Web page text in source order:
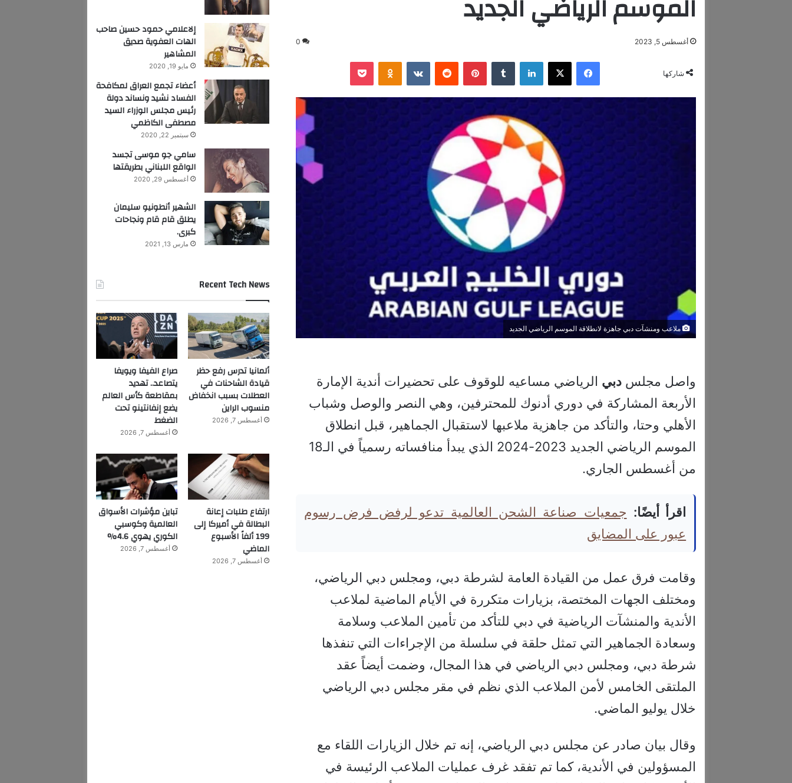
الموسم الرياضي الجديد
أغسطس 5, 2023 0
شاركها
فيسبوك ‫X لينكدإن ‏Tumblr بينتيريست ‏Reddit
‏VKontakte
Odnoklassniki
‫Pocket
ملاعب ومنشآت دبي جاهزة لانطلاقة الموسم الرياضي الجديد
واصل مجلس دبي الرياضي مساعيه للوقوف على تحضيرات أندية الإمارة
الأربعة المشاركة في دوري أدنوك للمحترفين، وهي النصر والوصل وشباب
الأهلي وحتا، والتأكد من جاهزية ملاعبها لاستقبال الجماهير، قبل انطلاق
الموسم الرياضي الجديد 2023-2024 الذي يبدأ منافساته رسمياً في الـ18
من أغسطس الجاري.
اقرأ أيضًا: جمعيات صناعة الشحن العالمية تدعو لرفض فرض رسوم
عبور على المضايق
وقامت فرق عمل من القيادة العامة لشرطة دبي، ومجلس دبي الرياضي،
ومختلف الجهات المختصة، بزيارات متكررة في الأيام الماضية لملاعب
الأندية والمنشآت الرياضية في دبي للتأكد من تأمين الملاعب وسلامة
وسعادة الجماهير التي تمثل حلقة في سلسلة من الإجراءات التي تنفذها
شرطة دبي، ومجلس دبي الرياضي في هذا المجال، وضمت أيضاً عقد
الملتقى الخامس لأمن الملاعب الذي نظم في مقر مجلس دبي الرياضي
خلال يوليو الماضي.
وقال بيان صادر عن مجلس دبي الرياضي، إنه تم خلال الزيارات اللقاء مع
المسؤولين في الأندية، كما تم تفقد غرف عمليات الملاعب الرئيسة في
إلاعلامي حمود حسين صاحب
الهات العفوية صديق
المشاهير
مايو 19, 2020
أعضاء تجمع العراق لمكافحة
الفساد نشيد ونساند دولة
رئيس مجلس الوزراء السيد
مصطفى الكاظمي
سبتمبر 22, 2020
سامي جو موسى تجسد
الواقع اللبناني بطريقتها
أغسطس 29, 2020
الشهير أنطونيو سليمان
يطلق قام قام ونجاحات
كبرى.
مارس 13, 2021
Recent Tech News
ألمانيا تدرس رفع حظر
قيادة الشاحنات في
العطلات بسبب انخفاض
منسوب الراين
أغسطس 7, 2026
صراع الفيفا ويويفا
يتصاعد.. تهديد
بمقاطعة كأس العالم
يضع إنفانتينو تحت
الضغط
أغسطس 7, 2026
ارتفاع طلبات إعانة
البطالة في أميركا إلى
199 ألفاً الأسبوع
الماضي
أغسطس 7, 2026
تباين مؤشرات الأسواق
العالمية وكوسبي
الكوري يهوي 4.6%
أغسطس 7, 2026